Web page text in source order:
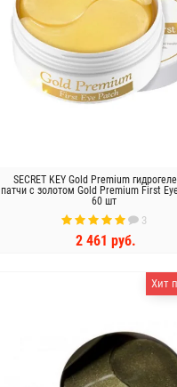
SECRET KEY Gold Premium
патчи с золотом Gold Premium First
60 шт
3
2 461 руб.
Хит